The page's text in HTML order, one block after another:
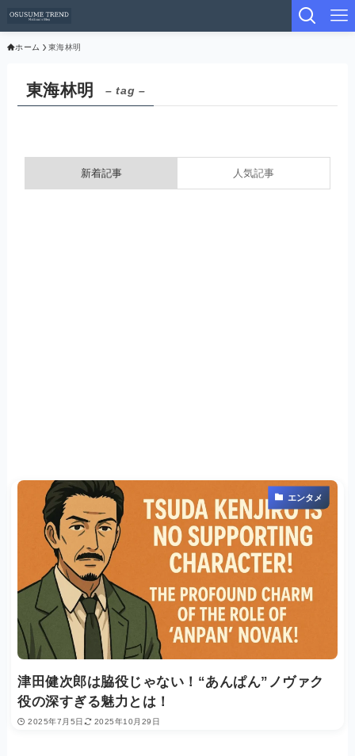
ホーム 東海林明
東海林明 – tag –
新着記事 人気記事
エンタメ
津田健次郎は脇役じゃない！“あんぱん”ノヴァク
役の深すぎる魅力とは！
2025年7月5日 2025年10月29日